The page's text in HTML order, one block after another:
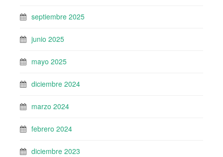
septiembre 2025
junio 2025
mayo 2025
diciembre 2024
marzo 2024
febrero 2024
diciembre 2023